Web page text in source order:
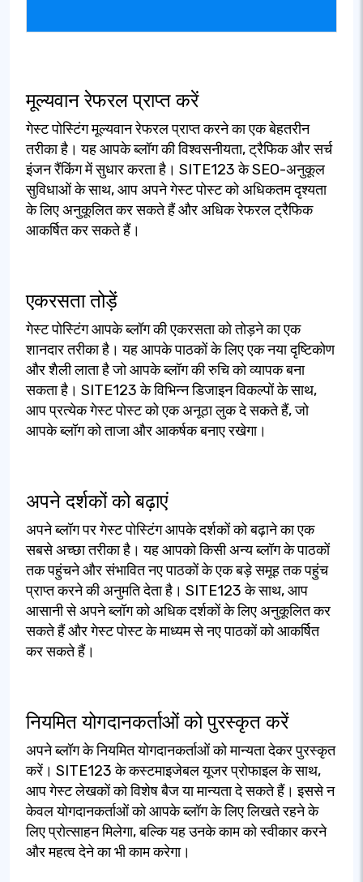
मूल्यवान रेफरल प्राप्त करें
गेस्ट पोस्टिंग मूल्यवान रेफरल प्राप्त करने का एक बेहतरीन
तरीका है। यह आपके ब्लॉग की विश्वसनीयता, ट्रैफिक और सर्च
इंजन रैंकिंग में सुधार करता है। SITE123 के SEO-अनुकूल
सुविधाओं के साथ, आप अपने गेस्ट पोस्ट को अधिकतम दृश्यता
के लिए अनुकूलित कर सकते हैं और अधिक रेफरल ट्रैफिक
आकर्षित कर सकते हैं।
एकरसता तोड़ें
गेस्ट पोस्टिंग आपके ब्लॉग की एकरसता को तोड़ने का एक
शानदार तरीका है। यह आपके पाठकों के लिए एक नया दृष्टिकोण
और शैली लाता है जो आपके ब्लॉग की रुचि को व्यापक बना
सकता है। SITE123 के विभिन्न डिजाइन विकल्पों के साथ,
आप प्रत्येक गेस्ट पोस्ट को एक अनूठा लुक दे सकते हैं, जो
आपके ब्लॉग को ताजा और आकर्षक बनाए रखेगा।
अपने दर्शकों को बढ़ाएं
अपने ब्लॉग पर गेस्ट पोस्टिंग आपके दर्शकों को बढ़ाने का एक
सबसे अच्छा तरीका है। यह आपको किसी अन्य ब्लॉग के पाठकों
तक पहुंचने और संभावित नए पाठकों के एक बड़े समूह तक पहुंच
प्राप्त करने की अनुमति देता है। SITE123 के साथ, आप
आसानी से अपने ब्लॉग को अधिक दर्शकों के लिए अनुकूलित कर
सकते हैं और गेस्ट पोस्ट के माध्यम से नए पाठकों को आकर्षित
कर सकते हैं।
नियमित योगदानकर्ताओं को पुरस्कृत करें
अपने ब्लॉग के नियमित योगदानकर्ताओं को मान्यता देकर पुरस्कृत
करें। SITE123 के कस्टमाइजेबल यूजर प्रोफाइल के साथ,
आप गेस्ट लेखकों को विशेष बैज या मान्यता दे सकते हैं। इससे न
केवल योगदानकर्ताओं को आपके ब्लॉग के लिए लिखते रहने के
लिए प्रोत्साहन मिलेगा, बल्कि यह उनके काम को स्वीकार करने
और महत्व देने का भी काम करेगा।